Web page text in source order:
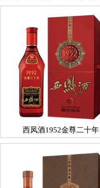
西凤酒1952金尊二十年